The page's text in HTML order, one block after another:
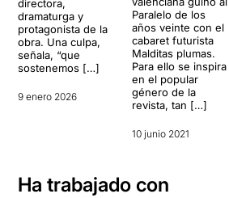
directora,
dramaturga y
protagonista de la
obra. Una culpa,
señala, “que
sostenemos […]
9 enero 2026
Paralelo de los
años veinte con el
cabaret futurista
Malditas plumas.
Para ello se inspira
en el popular
género de la
revista, tan […]
10 junio 2021
Ha trabajado con